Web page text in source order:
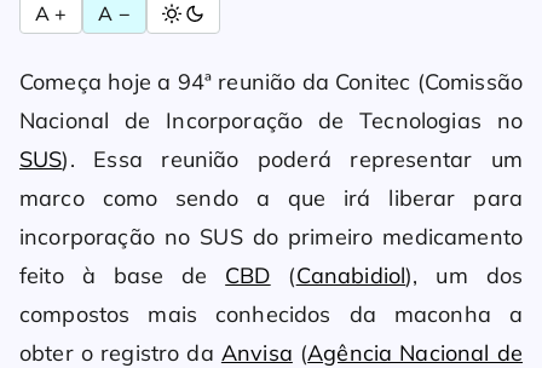
A + A −
Começa hoje a 94ª reunião da Conitec (Comissão
Nacional de Incorporação de Tecnologias no
SUS). Essa reunião poderá representar um
marco como sendo a que irá liberar para
incorporação no SUS do primeiro medicamento
feito à base de CBD (Canabidiol), um dos
compostos mais conhecidos da maconha a
obter o registro da Anvisa (Agência Nacional de